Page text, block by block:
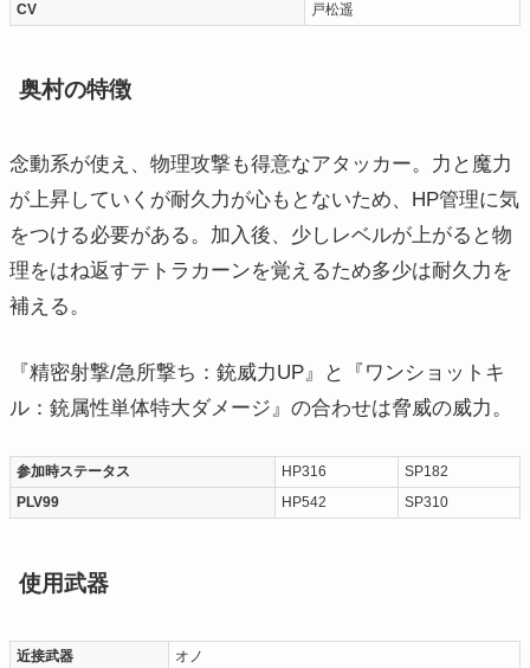
CV
戸松遥
奥村の特徴
念動系が使え、物理攻撃も得意なアタッカー。力と魔力
が上昇していくが耐久力が心もとないため、HP管理に気
をつける必要がある。加入後、少しレベルが上がると物
理をはね返すテトラカーンを覚えるため多少は耐久力を
補える。
『精密射撃/急所撃ち：銃威力UP』と『ワンショットキ
ル：銃属性単体特大ダメージ』の合わせは脅威の威力。
参加時ステータス HP316
SP182
PLV99
HP542 SP310
使用武器
近接武器
オノ